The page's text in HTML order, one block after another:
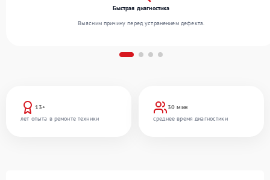
13+
лет опыта в ремонте техники
30 мин
среднее время диагностики
Быстрая диагностика
Выясним причину перед устранением дефекта.